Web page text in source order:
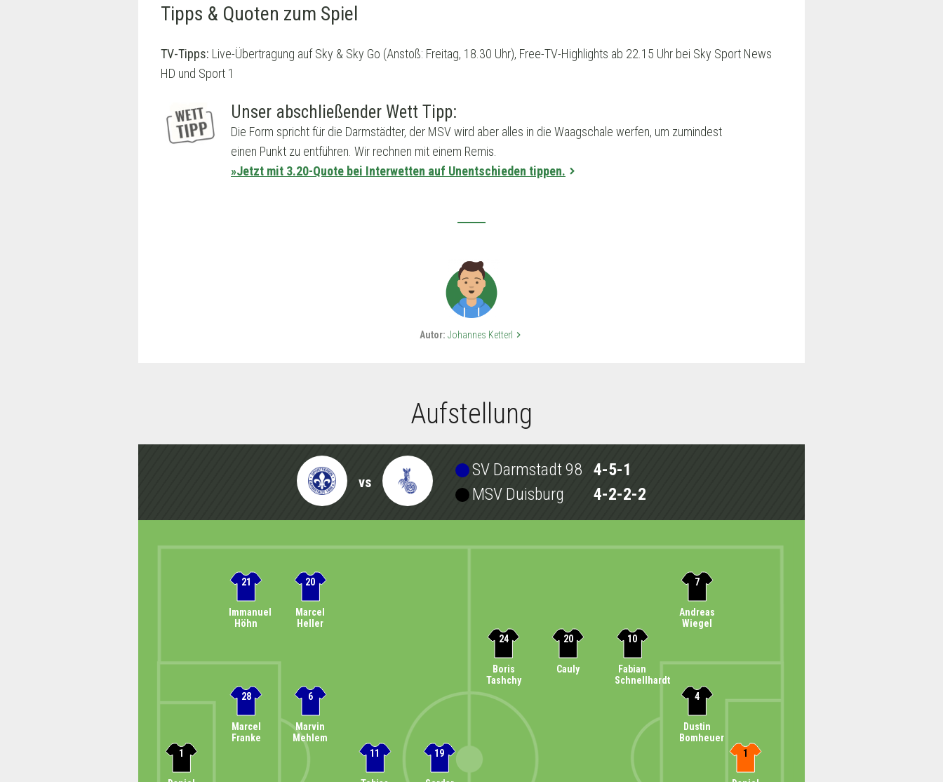
Tipps & Quoten zum Spiel
TV-Tipps: Live-Übertragung auf Sky & Sky Go (Anstoß: Freitag, 18.30 Uhr), Free-TV-Highlights ab 22.15 Uhr bei Sky Sport News
HD und Sport 1
Unser abschließender Wett Tipp:
Die Form spricht für die Darmstädter, der MSV wird aber alles in die Waagschale werfen, um zumindest
einen Punkt zu entführen. Wir rechnen mit einem Remis.
»Jetzt mit 3.20-Quote bei Interwetten auf Unentschieden tippen.
Autor: Johannes Ketterl keyboard_arrow_right
Aufstellung
vs
SV Darmstadt 98
MSV Duisburg
4-5-1
4-2-2-2
1
21
Immanuel
Höhn
28
Marcel
Franke
20
Marcel
Heller
6
Marvin
Mehlem
11
19
24
Boris
Tashchy
20
Cauly
10
Fabian
Schnellhardt
7
Andreas
Wiegel
4
Dustin
Bomheuer
1